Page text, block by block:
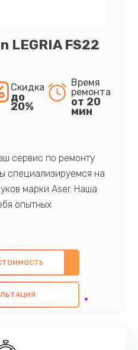
LEGRIA FS22
Скидка
до
20%
Время
ремонта
от 20
мин
сервис по ремонту
специализируемся на
марки Aser. Наша
опытных
знаниями и
ремонт с
компонентов, а
всех
цель - предоставить
медлите записаться на